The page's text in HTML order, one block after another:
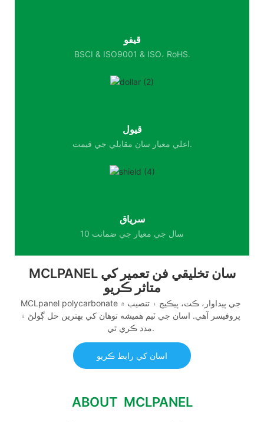
قيفو
BSCI & ISO9001 & ISO، RoHS.
قيول
اعلي معيار سان مقابلي جي قيمت.
سرياق
10 سال جي معيار جي ضمانت
MCLPANEL سان تخليقي فن تعمير کي
متاثر ڪريو
MCLpanel polycarbonate جي پيداوار، ڪٽ، پيڪيج ۽ تنصيب ۾
پروفيسر آهي. اسان جي ٽيم هميشه توهان کي بهترين حل ڳولڻ ۾
مدد ڪري ٿي.
اسان کي رابط ڪريو
ABOUT MCLPANEL